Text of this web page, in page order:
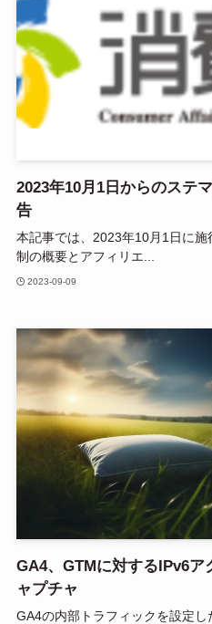
2023年10月1日からのステ
告
本記事では、2023年10月1日に
制の概要とアフィリエ...
2023-09-09
GA4、GTMに対するIPv6ア
ャプチャ
GA4の内部トラフィックを設定